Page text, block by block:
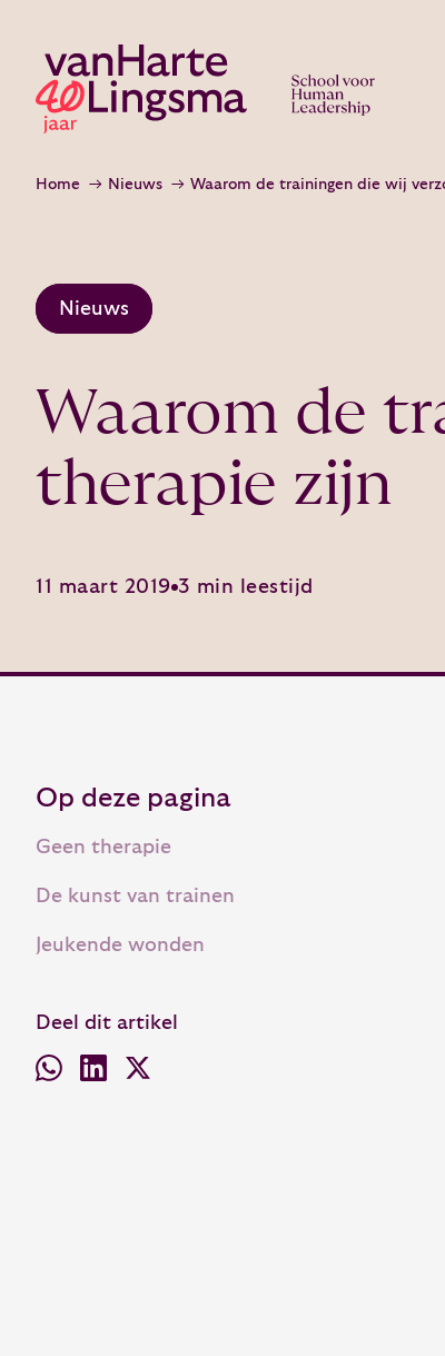
Home Nieuws
Nieuws
Waarom de
therapie zijn
11 maart 2019 3 min leestijd
Op deze pagina
Geen therapie
De kunst van trainen
Jeukende wonden
Deel dit artikel